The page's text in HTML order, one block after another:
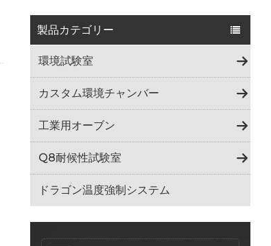
日本語
Tiếng Việt
中文
製品カテゴリー
環境試験室
カスタム環境チャンバー
工業用オーブン
Q8耐候性試験室
ドラゴン温度強制システム